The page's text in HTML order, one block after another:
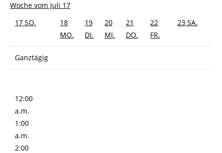
Woche vom Juli 17
17 SO.
18
MO.
19
DI.
20
MI.
21
DO.
22
FR.
23 SA.
Ganztägig
12:00
a.m.
1:00
a.m.
2:00